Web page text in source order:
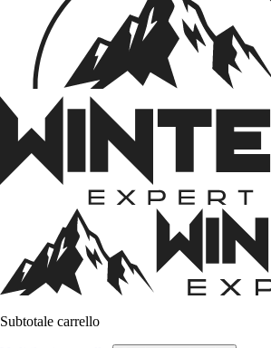
Subtotale carrello